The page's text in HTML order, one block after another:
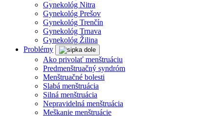
Gynekológ Nitra
Gynekológ Prešov
Gynekológ Trenčín
Gynekológ Trnava
Gynekológ Žilina
Problémy
Ako privolať menštruáciu
Predmenštruačný syndróm
Menštruačné bolesti
Slabá menštruácia
Silná menštruácia
Nepravidelná menštruácia
Meškanie menštruácie